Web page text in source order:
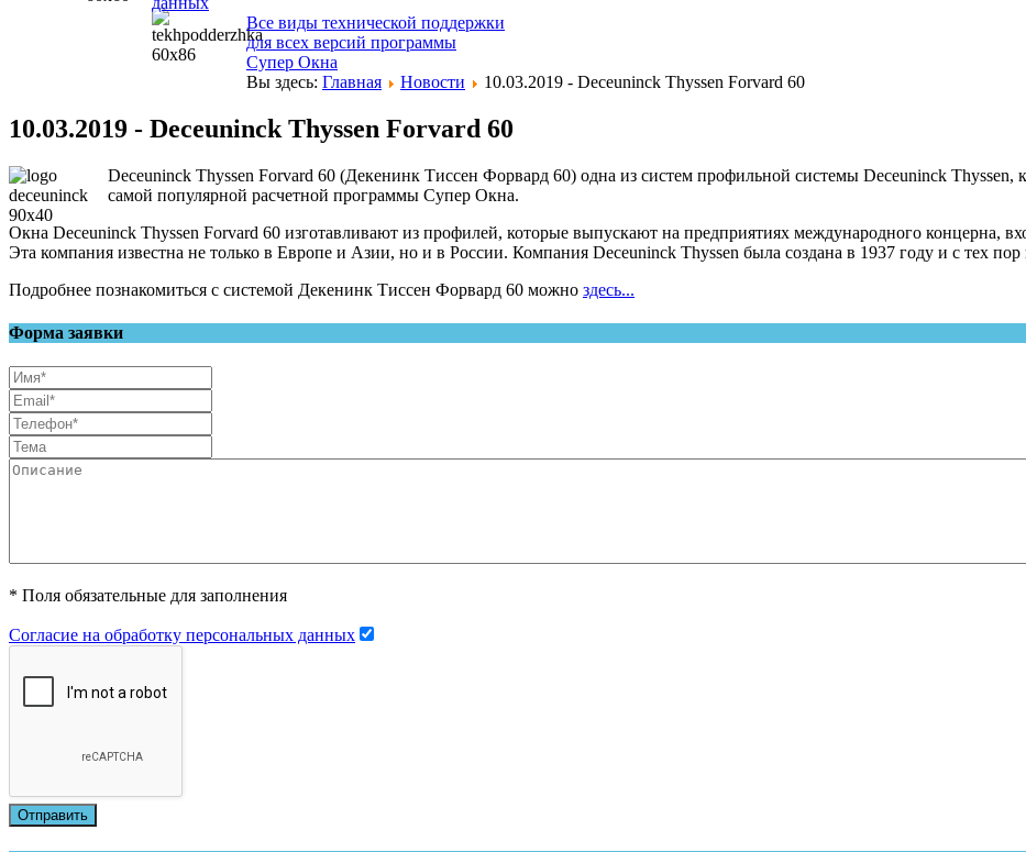
Все виды технической поддержки
для всех версий программы
Супер Окна
Вы здесь: Главная Новости 10.03.2019 - Deceuninck Thyssen Forvard 60
10.03.2019 - Deceuninck Thyssen Forvard 60
Deceuninck Thyssen Forvard 60 (Декенинк Тиссен Форвард 60) одна из систем профильной системы Deceuninck Thyssen,
самой популярной расчетной программы Супер Окна.
Окна Deceuninck Thyssen Forvard 60 изготавливают из профилей, которые выпускают на предприятиях международного концерна,
Эта компания известна не только в Европе и Азии, но и в России. Компания Deceuninck Thyssen была создана в 1937 году и с тех
Подробнее познакомиться с системой Декенинк Тиссен Форвард 60 можно здесь...
Форма заявки
* Поля обязательные для заполнения
Согласие на обработку персональных данных
Отправить